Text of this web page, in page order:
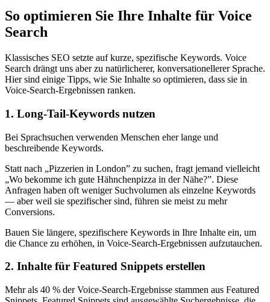
So optimieren Sie Ihre Inhalte für Voice
Search
Klassisches SEO setzte auf kurze, spezifische Keywords. Voice
Search drängt uns aber zu natürlicherer, konversationellerer Sprache.
Hier sind einige Tipps, wie Sie Inhalte so optimieren, dass sie in
Voice-Search-Ergebnissen ranken.
1. Long-Tail-Keywords nutzen
Bei Sprachsuchen verwenden Menschen eher lange und
beschreibende Keywords.
Statt nach „Pizzerien in London” zu suchen, fragt jemand vielleicht
„Wo bekomme ich gute Hähnchenpizza in der Nähe?”. Diese
Anfragen haben oft weniger Suchvolumen als einzelne Keywords
— aber weil sie spezifischer sind, führen sie meist zu mehr
Conversions.
Bauen Sie längere, spezifischere Keywords in Ihre Inhalte ein, um
die Chance zu erhöhen, in Voice-Search-Ergebnissen aufzutauchen.
2. Inhalte für Featured Snippets erstellen
Mehr als 40 % der Voice-Search-Ergebnisse stammen aus Featured